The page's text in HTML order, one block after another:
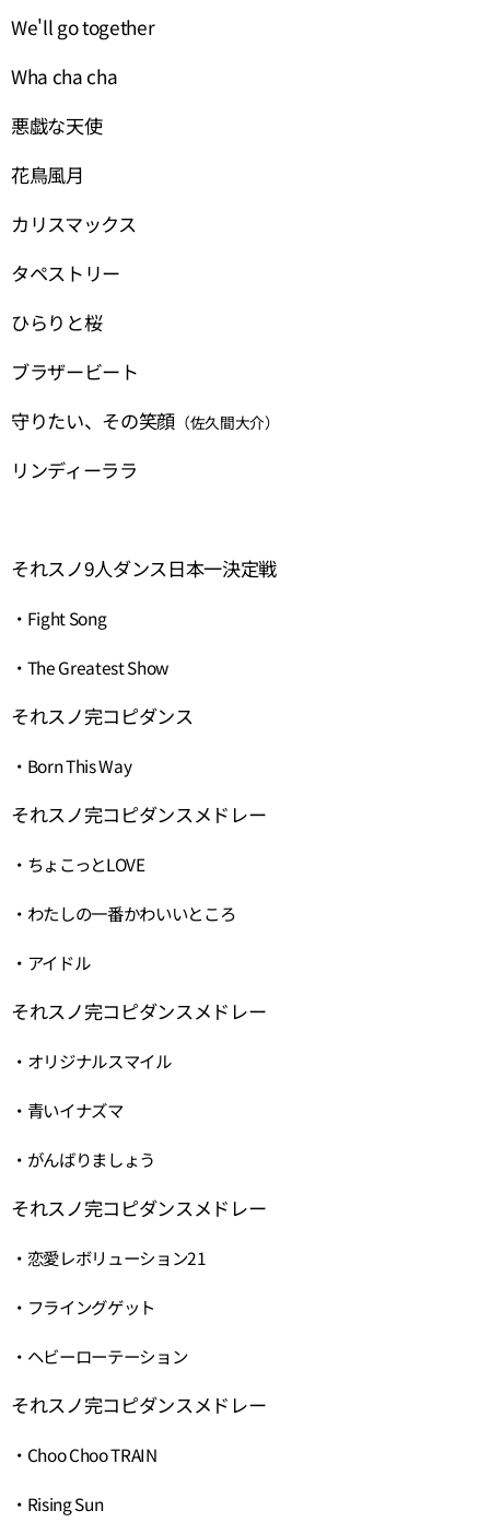
We'll go together
Wha cha cha
悪戯な天使
花鳥風月
カリスマックス
タペストリー
ひらりと桜
ブラザービート
守りたい、その笑顔 （佐久間大介）
リンディーララ
それスノ9人ダンス日本一決定戦
・Fight Song
・The Greatest Show
それスノ完コピダンス
・Born This Way
それスノ完コピダンスメドレー
・ちょこっとLOVE
・わたしの一番かわいいところ
・アイドル
それスノ完コピダンスメドレー
・オリジナルスマイル
・青いイナズマ
・がんばりましょう
それスノ完コピダンスメドレー
・恋愛レボリューション21
・フライングゲット
・ヘビーローテーション
それスノ完コピダンスメドレー
・Choo Choo TRAIN
・Rising Sun